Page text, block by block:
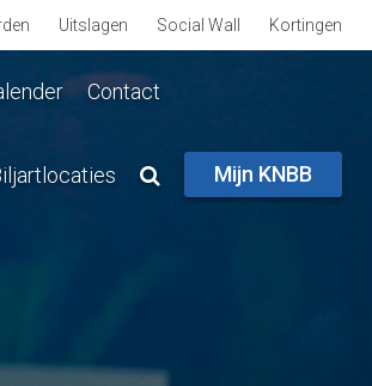
Uitslagen Social Wall Kortingen
Contact
Mijn KNBB